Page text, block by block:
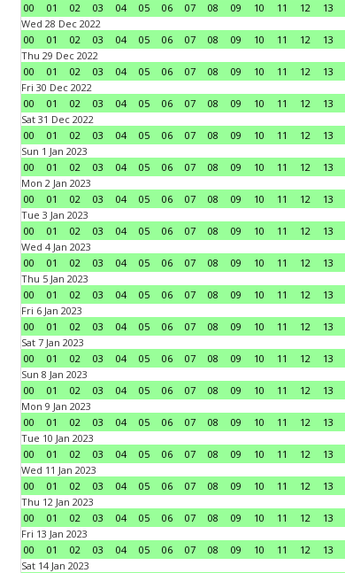
00
01 02 03 04 05 06 07 08 09 10 11 12 13
Wed 28 Dec 2022
00
01 02 03 04 05 06 07 08 09 10 11 12 13
Thu 29 Dec 2022
00
01 02 03 04 05 06 07 08 09 10 11 12 13
Fri 30 Dec 2022
00
01 02 03 04 05 06 07 08 09 10 11 12 13
Sat 31 Dec 2022
00
01 02 03 04 05 06 07 08 09 10 11 12 13
Sun 1 Jan 2023
00
01 02 03 04 05 06 07 08 09 10 11 12 13
Mon 2 Jan 2023
00
01 02 03 04 05 06 07 08 09 10 11 12 13
Tue 3 Jan 2023
00
01 02 03 04 05 06 07 08 09 10 11 12 13
Wed 4 Jan 2023
00
01 02 03 04 05 06 07 08 09 10 11 12 13
Thu 5 Jan 2023
00
01 02 03 04 05 06 07 08 09 10 11 12 13
Fri 6 Jan 2023
00
01 02 03 04 05 06 07 08 09 10 11 12 13
Sat 7 Jan 2023
00
01 02 03 04 05 06 07 08 09 10 11 12 13
Sun 8 Jan 2023
00
01 02 03 04 05 06 07 08 09 10 11 12 13
Mon 9 Jan 2023
00
01 02 03 04 05 06 07 08 09 10 11 12 13
Tue 10 Jan 2023
00
01 02 03 04 05 06 07 08 09 10 11 12 13
Wed 11 Jan 2023
00
01 02 03 04 05 06 07 08 09 10 11 12 13
Thu 12 Jan 2023
00
01 02 03 04 05 06 07 08 09 10 11 12 13
Fri 13 Jan 2023
00
01 02 03 04 05 06 07 08 09 10 11 12 13
Sat 14 Jan 2023